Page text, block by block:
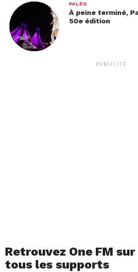
PALÉO
À peine terminé,
50e édition
PUBLICITÉ
Retrouvez One FM sur
tous les supports